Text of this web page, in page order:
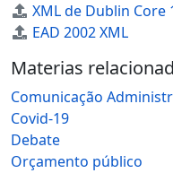
XML de Dublin Core
EAD 2002 XML
Materias
Comunicação
Covid-19
Debate
Orçamento público